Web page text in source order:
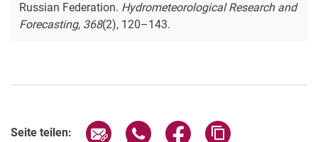
Russian Federation. Hydrometeorological Research and
Forecasting, 368(2), 120–143.
Seite teilen: Seite über E-Mail teilen
Seite über WhatsApp teilen
Seite über Facebook